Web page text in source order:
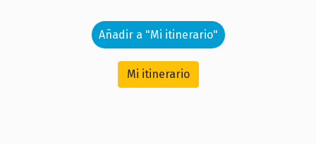
Añadir a "Mi itinerario"
Mi itinerario